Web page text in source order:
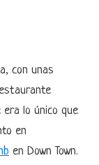
con unas
era lo único que
en
en Down Town.